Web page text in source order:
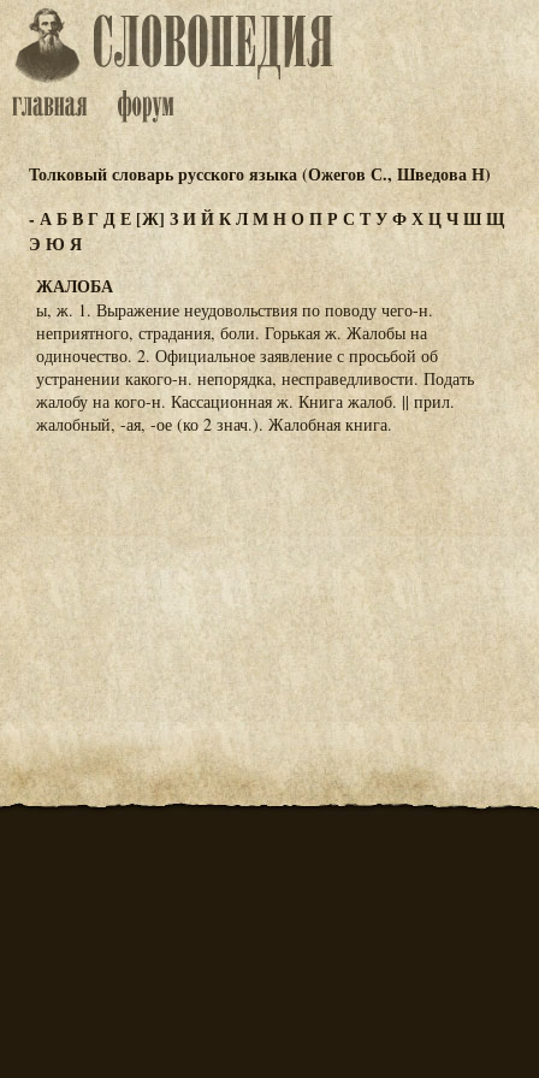
Толковый словарь русского языка (Ожегов С., Шведова Н)
-АБВГДЕ[Ж] ЗИЙКЛМНОПР С ТУФХЦЧШЩ
Э Ю Я
ЖАЛОБА
ы, ж. 1. Выражение неудовольствия по поводу чего-н.
неприятного, страдания, боли. Горькая ж. Жалобы на
одиночество. 2. Официальное заявление с просьбой об
устранении какого-н. непорядка, несправедливости. Подать
жалобу на кого-н. Кассационная ж. Книга жалоб. || прил.
жалобный, -ая, -ое (ко 2 знач.). Жалобная книга.